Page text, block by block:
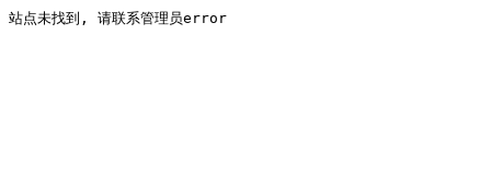
站点未找到, 请联系管理员error